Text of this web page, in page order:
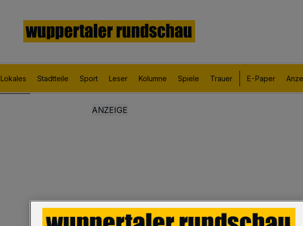
Lokales Stadtteile Sport Leser Kolumne Spiele Trauer E-Paper